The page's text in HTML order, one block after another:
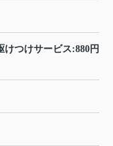
つけサービス:880円